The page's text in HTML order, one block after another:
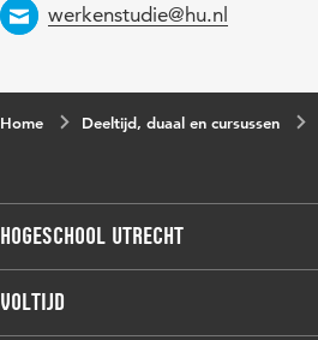
Email
werkenstudie@hu.nl
Home Deeltijd, duaal en cursussen
Hogeschool Utrecht
Voltijdopleidingen
Voltijd